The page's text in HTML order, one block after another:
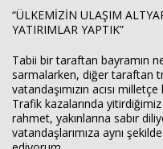
“ÜLKEMİZİN ULAŞIM
YATIRIMLAR YAPTIK”
Tabii bir taraftan bayramın
sarmalarken, diğer taraftan
vatandaşımızın acısı
Trafik kazalarında
rahmet, yakınlarına sabır
vatandaşlarımıza aynı